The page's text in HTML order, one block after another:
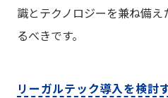
識とテクノロジーを兼ね備
るべきです。
リーガルテック導入を検討